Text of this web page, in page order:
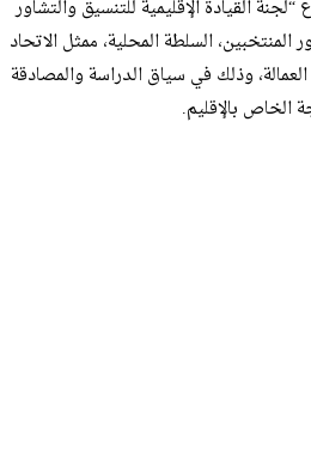
عمالة إقليم تاوريرت صباح اليوم الثلاثاء 30 دجنبر 2025، اجتماع “لجنة القيادة الإقليمية للتنسيق والتشاور
السلطة المحلية، ممثل الاتحاد
وذلك في سياق الدراسة والمصادقة
الخاص بالإقليم.